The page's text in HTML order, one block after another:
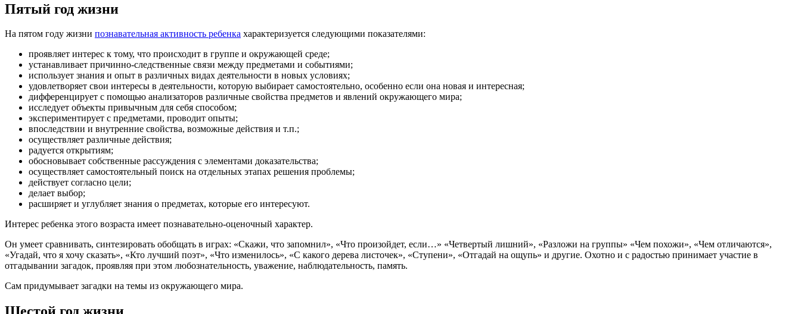
Пятый год жизни
На пятом году жизни познавательная активность ребенка характеризуется следующими показателями:
проявляет интерес к тому, что происходит в группе и окружающей среде;
устанавливает причинно-следственные связи между предметами и событиями;
использует знания и опыт в различных видах деятельности в новых условиях;
удовлетворяет свои интересы в деятельности, которую выбирает самостоятельно, особенно если она новая и интересная;
дифференцирует с помощью анализаторов различные свойства предметов и явлений окружающего мира;
исследует объекты привычным для себя способом;
экспериментирует с предметами, проводит опыты;
впоследствии и внутренние свойства, возможные действия и т.п.;
осуществляет различные действия;
радуется открытиям;
обосновывает собственные рассуждения с элементами доказательства;
осуществляет самостоятельный поиск на отдельных этапах решения проблемы;
действует согласно цели;
делает выбор;
расширяет и углубляет знания о предметах, которые его интересуют.
Интерес ребенка этого возраста имеет познавательно-оценочный характер.
Он умеет сравнивать, синтезировать обобщать в играх: «Скажи, что запомнил», «Что произойдет, если…» «Четвертый лишний», «Разложи на группы» «Чем похожи», «Чем отличаются»,
«Угадай, что я хочу сказать», «Кто лучший поэт», «Что изменилось», «С какого дерева листочек», «Ступени», «Отгадай на ощупь» и другие. Охотно и с радостью принимает участие в
отгадывании загадок, проявляя при этом любознательность, уважение, наблюдательность, память.
Сам придумывает загадки на темы из окружающего мира.